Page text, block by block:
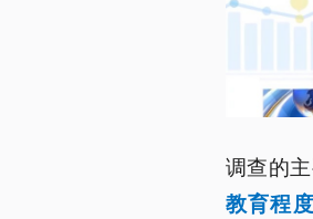
调查的
教育程